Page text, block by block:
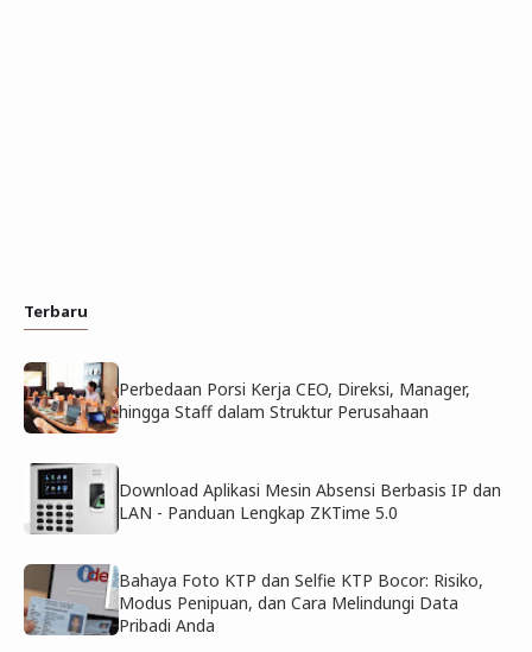
Terbaru
Perbedaan Porsi Kerja CEO, Direksi, Manager,
hingga Staff dalam Struktur Perusahaan
Download Aplikasi Mesin Absensi Berbasis IP dan
LAN - Panduan Lengkap ZKTime 5.0
Bahaya Foto KTP dan Selfie KTP Bocor: Risiko,
Modus Penipuan, dan Cara Melindungi Data
Pribadi Anda